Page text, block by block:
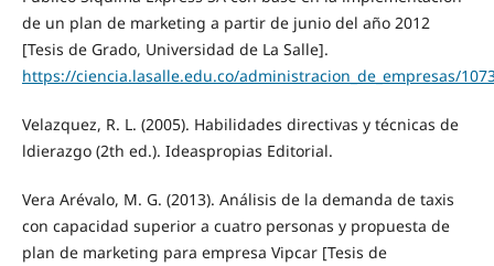
de un plan de marketing a partir de junio del año 2012
[Tesis de Grado, Universidad de La Salle].
https://ciencia.lasalle.edu.co/administracion_de_empresas/
Velazquez, R. L. (2005). Habilidades directivas y técnicas de
ldierazgo (2th ed.). Ideaspropias Editorial.
Vera Arévalo, M. G. (2013). Análisis de la demanda de taxis
con capacidad superior a cuatro personas y propuesta de
plan de marketing para empresa Vipcar [Tesis de